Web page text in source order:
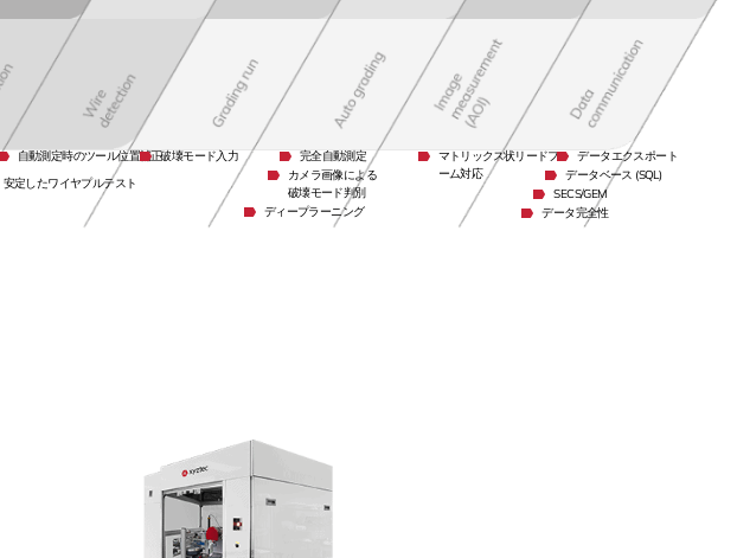
自動測定時のツール位置補正破壊モード入力 完全自動測定
マトリックス状リードフレ
ーム対応
データエクスポート
安定したワイヤプルテスト
カメラ画像による
破壊モード判別
データベース (SQL)
ディープラーニング
SECS/GEM
データ完全性